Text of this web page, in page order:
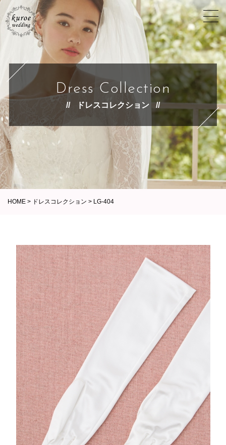
Dress Collection
ドレスコレクション
HOME > ドレスコレクション > LG-404